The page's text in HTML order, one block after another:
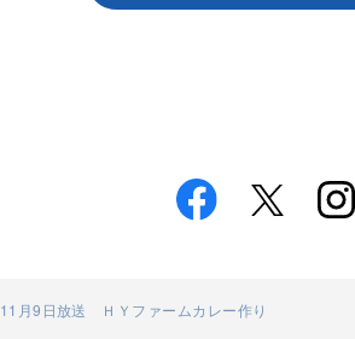
月9日放送 ＨＹファームカレー作り